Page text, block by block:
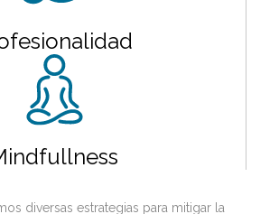
diversas estrategias para mitigar la